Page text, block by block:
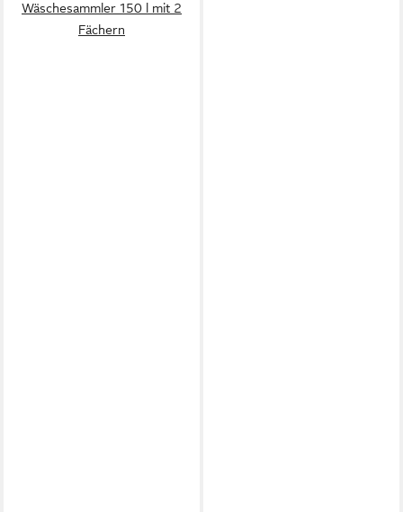
Wäschesammler 150 l mit 2
Fächern